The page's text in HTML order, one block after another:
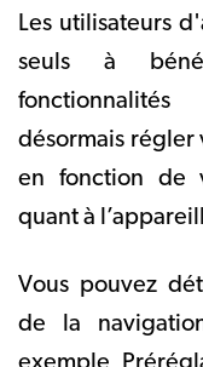
Les utilisateurs
seuls à
désormais régler
en fonction de
quant à
Vous pouvez
de la